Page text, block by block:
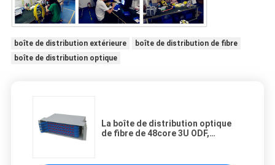
boîte de distribution extérieure
boîte de distribution de fibre
boîte de distribution optique
La boîte de distribution optique
de fibre de 48core 3U ODF,